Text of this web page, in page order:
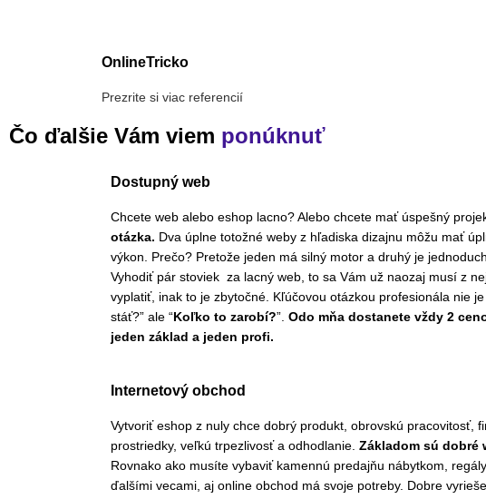
OnlineTricko
Prezrite si viac referencií
Čo ďalšie Vám viem ponúknuť
Dostupný web
Chcete web alebo eshop lacno? Alebo chcete mať úspešný
otázka. Dva úplne totožné weby z hľadiska dizajnu môžu mať
výkon. Prečo? Pretože jeden má silný motor a druhý je
Vyhodiť pár stoviek za lacný web, to sa Vám už naozaj musí z
vyplatiť, inak to je zbytočné. Kľúčovou otázkou profesionála nie
stáť?” ale “Koľko to zarobí?”. Odo mňa dostanete vždy 2
jeden základ a jeden profi.
Internetový obchod
Vytvoriť eshop z nuly chce dobrý produkt, obrovskú pracovitosť,
prostriedky, veľkú trpezlivosť a odhodlanie. Základom sú dobré
Rovnako ako musíte vybaviť kamennú predajňu nábytkom,
ďalšími vecami, aj online obchod má svoje potreby. Dobre